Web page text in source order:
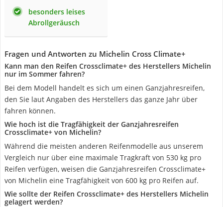
besonders leises
Abrollgeräusch
Fragen und Antworten zu Michelin Cross Climate+
Kann man den Reifen Crossclimate+ des Herstellers Michelin
nur im Sommer fahren?
Bei dem Modell handelt es sich um einen Ganzjahresreifen,
den Sie laut Angaben des Herstellers das ganze Jahr über
fahren können.
Wie hoch ist die Tragfähigkeit der Ganzjahresreifen
Crossclimate+ von Michelin?
Während die meisten anderen Reifenmodelle aus unserem
Vergleich nur über eine maximale Tragkraft von 530 kg pro
Reifen verfügen, weisen die Ganzjahresreifen Crossclimate+
von Michelin eine Tragfähigkeit von 600 kg pro Reifen auf.
Wie sollte der Reifen Crossclimate+ des Herstellers Michelin
gelagert werden?